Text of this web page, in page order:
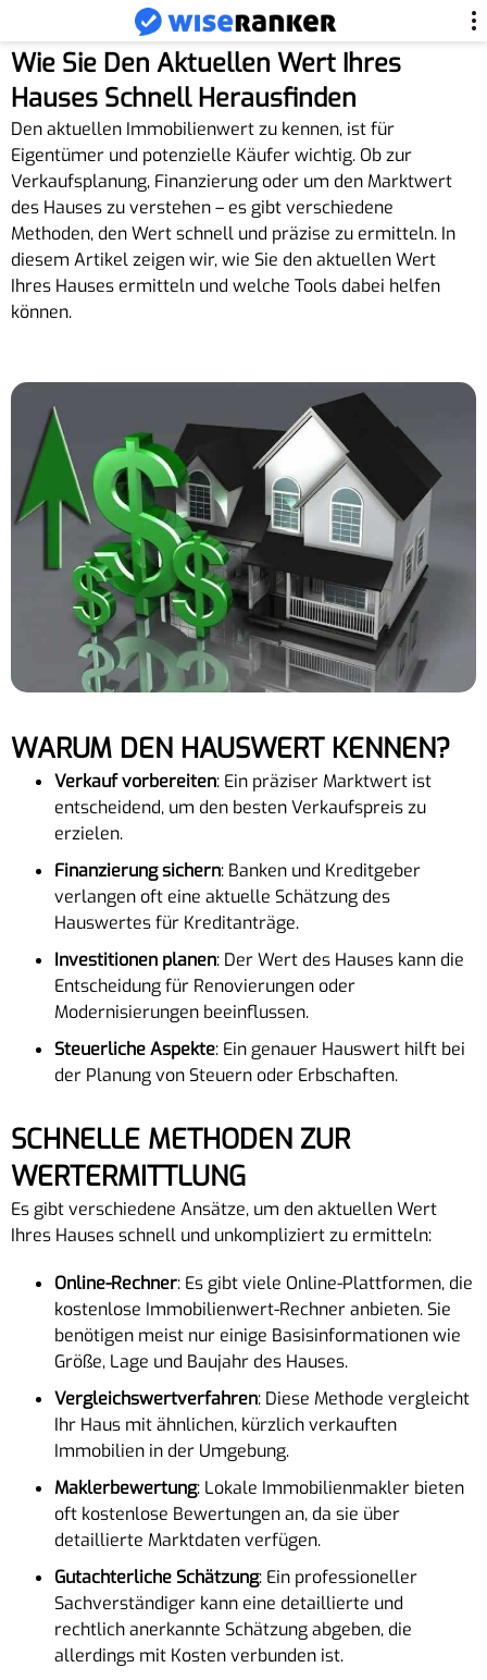
Wie Sie Den Aktuellen Wert Ihres
Hauses Schnell Herausfinden
Den aktuellen Immobilienwert zu kennen, ist für
Eigentümer und potenzielle Käufer wichtig. Ob zur
Verkaufsplanung, Finanzierung oder um den Marktwert
des Hauses zu verstehen – es gibt verschiedene
Methoden, den Wert schnell und präzise zu ermitteln. In
diesem Artikel zeigen wir, wie Sie den aktuellen Wert
Ihres Hauses ermitteln und welche Tools dabei helfen
können.
WARUM DEN HAUSWERT KENNEN?
Verkauf vorbereiten: Ein präziser Marktwert ist
entscheidend, um den besten Verkaufspreis zu
erzielen.
Finanzierung sichern: Banken und Kreditgeber
verlangen oft eine aktuelle Schätzung des
Hauswertes für Kreditanträge.
Investitionen planen: Der Wert des Hauses kann die
Entscheidung für Renovierungen oder
Modernisierungen beeinflussen.
Steuerliche Aspekte: Ein genauer Hauswert hilft bei
der Planung von Steuern oder Erbschaften.
SCHNELLE METHODEN ZUR
WERTERMITTLUNG
Es gibt verschiedene Ansätze, um den aktuellen Wert
Ihres Hauses schnell und unkompliziert zu ermitteln:
Online-Rechner: Es gibt viele Online-Plattformen, die
kostenlose Immobilienwert-Rechner anbieten. Sie
benötigen meist nur einige Basisinformationen wie
Größe, Lage und Baujahr des Hauses.
Vergleichswertverfahren: Diese Methode vergleicht
Ihr Haus mit ähnlichen, kürzlich verkauften
Immobilien in der Umgebung.
Maklerbewertung: Lokale Immobilienmakler bieten
oft kostenlose Bewertungen an, da sie über
detaillierte Marktdaten verfügen.
Gutachterliche Schätzung: Ein professioneller
Sachverständiger kann eine detaillierte und
rechtlich anerkannte Schätzung abgeben, die
allerdings mit Kosten verbunden ist.